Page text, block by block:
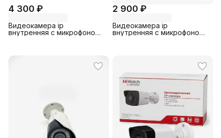
4 300 ₽
Видеокамера ip
внутренняя с микрофоном
2 900 ₽
Видеокамера ip
внутренняя с микрофоном